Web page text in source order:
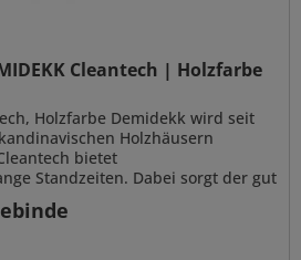
Cleantech | Holzfarbe
Holzfarbe Demidekk wird seit
Holzhäusern
bietet
Standzeiten. Dabei sorgt der gut
für...